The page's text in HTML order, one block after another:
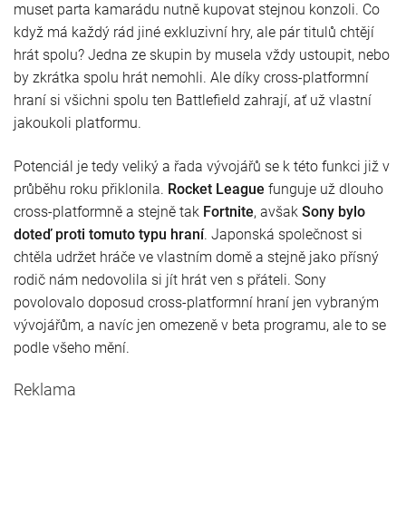
muset parta kamarádu nutně kupovat stejnou konzoli. Co
když má každý rád jiné exkluzivní hry, ale pár titulů chtějí
hrát spolu? Jedna ze skupin by musela vždy ustoupit, nebo
by zkrátka spolu hrát nemohli. Ale díky cross-platformní
hraní si všichni spolu ten Battlefield zahrají, ať už vlastní
jakoukoli platformu.
Potenciál je tedy veliký a řada vývojářů se k této funkci již v
průběhu roku přiklonila. Rocket League funguje už dlouho
cross-platformně a stejně tak Fortnite, avšak Sony bylo
doteď proti tomuto typu hraní. Japonská společnost si
chtěla udržet hráče ve vlastním domě a stejně jako přísný
rodič nám nedovolila si jít hrát ven s přáteli. Sony
povolovalo doposud cross-platformní hraní jen vybraným
vývojářům, a navíc jen omezeně v beta programu, ale to se
podle všeho mění.
Reklama